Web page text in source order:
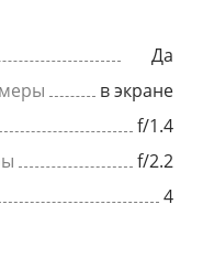
Да
в экране
f/1.4
f/2.2
4